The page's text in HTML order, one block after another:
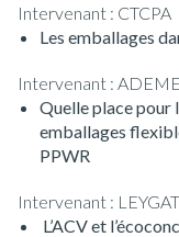
Intervenant : CTCPA
Les emballages
Intervenant : ADEME
Quelle place pour
emballages
PPWR
Intervenant :
L’ACV et